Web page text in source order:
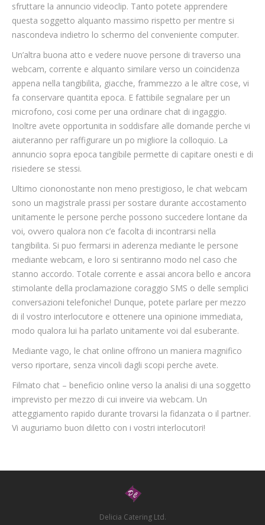
sfruttare la annuncio videoclip. Tanto potete apprendere
questa soggetto alquanto massimo rispetto per mentre si
nascondeva indietro lo schermo del conveniente computer.
Un’altra buona atto e vedere nuove persone di traverso una
webcam, corrente e alquanto similare verso un coincidenza
appena nella tangibilita, giacche, frammezzo a le altre cose, vi
fa conservare quantita epoca. E fattibile segnalare per un
microfono, cosi come per una ordinare chat di ingaggio.
Inoltre avete opportunita in soddisfare alle domande perche vi
aiuteranno per raffigurare un po migliore la colloquio. La
annuncio sopra epoca tangibile permette di capitare onesti e di
risiedere se stessi.
Ultimo ciononostante non meno prestigioso, le chat webcam
sono un magistrale prassi per sostare durante accostamento
unitamente le persone perche possono succedere lontane da
voi, ovvero qualora non c’e facolta di incontrarsi nella
tangibilita. Si puo fermarsi in aderenza mediante le persone
mediante webcam, e loro si sentiranno modo nel caso che
stanno accordo. Totale corrente e assai ancora bello e ancora
stimolante della proclamazione coraggio SMS o delle semplici
conversazioni telefoniche! Dunque, potete parlare per mezzo
di il vostro interlocutore e ottenere una opinione immediata,
modo qualora lui ha parlato unitamente voi dal esuberante.
Mediante vago, le chat online offrono un maniera magnifico
verso riportare, senza vincoli dagli scopi perche avete.
Filmato chat – beneficio online verso la analisi di una soggetto
imprevisto per mezzo di cui inveire via webcam. Un
atteggiamento rapido durante trovarsi la fidanzata o il partner.
Vi auguriamo buon diletto con i vostri interlocutori!
Delicia Catering Ltd.